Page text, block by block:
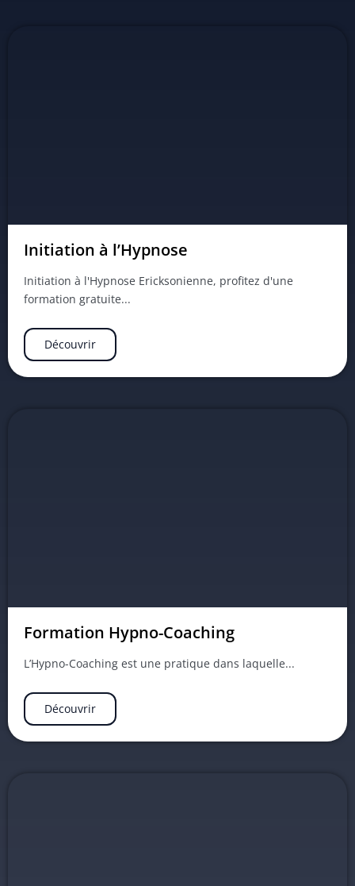
Initiation à l’Hypnose
Initiation à l'Hypnose Ericksonienne, profitez d'une
formation gratuite...
Découvrir
Formation Hypno-Coaching
L’Hypno-Coaching est une pratique dans laquelle...
Découvrir